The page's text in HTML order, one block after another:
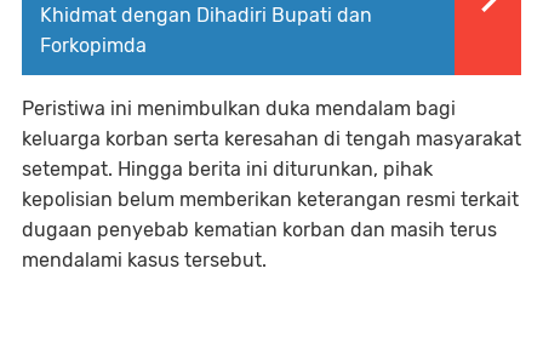
Khidmat dengan Dihadiri Bupati dan
Forkopimda
Peristiwa ini menimbulkan duka mendalam bagi
keluarga korban serta keresahan di tengah masyarakat
setempat. Hingga berita ini diturunkan, pihak
kepolisian belum memberikan keterangan resmi terkait
dugaan penyebab kematian korban dan masih terus
mendalami kasus tersebut.